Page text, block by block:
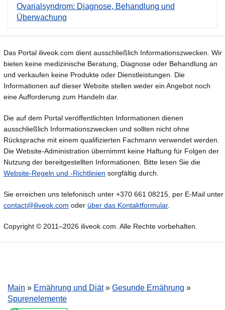
Ovarialsyndrom: Diagnose, Behandlung und
Überwachung
Das Portal iliveok.com dient ausschließlich Informationszwecken. Wir
bieten keine medizinische Beratung, Diagnose oder Behandlung an
und verkaufen keine Produkte oder Dienstleistungen. Die
Informationen auf dieser Website stellen weder ein Angebot noch
eine Aufforderung zum Handeln dar.
Die auf dem Portal veröffentlichten Informationen dienen
ausschließlich Informationszwecken und sollten nicht ohne
Rücksprache mit einem qualifizierten Fachmann verwendet werden.
Die Website-Administration übernimmt keine Haftung für Folgen der
Nutzung der bereitgestellten Informationen. Bitte lesen Sie die
Website-Regeln und -Richtlinien sorgfältig durch.
Sie erreichen uns telefonisch unter +370 661 08215, per E-Mail unter
contact@iliveok.com oder über das Kontaktformular.
Copyright © 2011–2026 iliveok.com. Alle Rechte vorbehalten.
Main » Ernährung und Diät» Gesunde Ernährung »
Spurenelemente